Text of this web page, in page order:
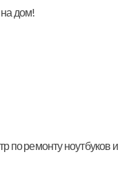
дом!
по ремонту ноутбуков и